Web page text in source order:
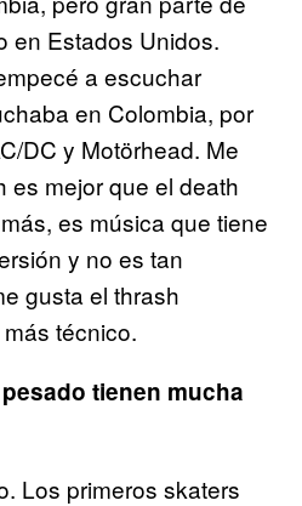
en Estados Unidos.
a escuchar
en Colombia, por
DC y Motörhead. Me
es mejor que el death
es música que tiene
y no es tan
gusta el thrash
técnico.
tienen mucha
Los primeros skaters